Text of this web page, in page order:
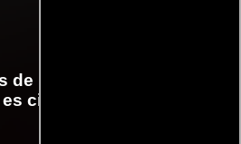
la película Dime que no
es cierto